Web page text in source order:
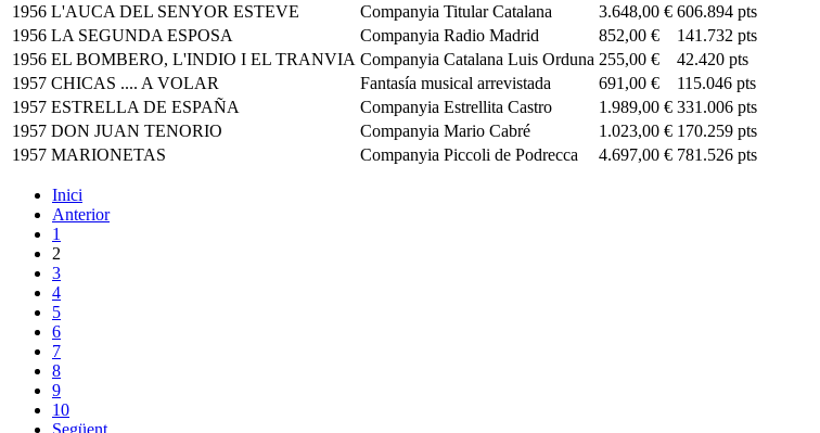
1956 L'AUCA DEL SENYOR ESTEVE Companyia Titular Catalana 3.648,00 € 606.894 pts
1956 LA SEGUNDA ESPOSA Companyia Radio Madrid 852,00 €
141.732 pts
1956 EL BOMBERO, L'INDIO I EL TRANVIA Companyia Catalana Luis Orduna 255,00 €
42.420 pts
1957 CHICAS .... A VOLAR Fantasía musical arrevistada 691,00 €
115.046 pts
1957 ESTRELLA DE ESPAÑA Companyia Estrellita Castro 1.989,00 € 331.006 pts
1957 DON JUAN TENORIO Companyia Mario Cabré 1.023,00 € 170.259 pts
1957 MARIONETAS Companyia Piccoli de Podrecca 4.697,00 € 781.526 pts
Inici
Anterior
1
2
3
4
5
6
7
8
9
10
Següent